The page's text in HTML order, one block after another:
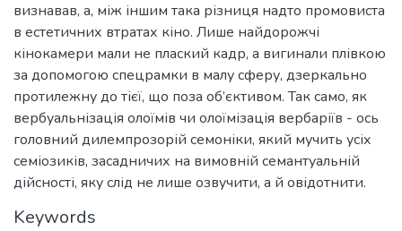
визнавав, а, між іншим така різниця надто промовиста
в естетичних втратах кіно. Лише найдорожчі
кінокамери мали не плаский кадр, а вигинали плівкою
за допомогою спецрамки в малу сферу, дзеркально
протилежну до тієї, що поза об’єктивом. Так само, як
вербуальнізація олоїмів чи олоїмізація вербаріїв - ось
головний дилемпрозорій семоніки, який мучить усіх
семіозиків, засадничих на вимовній семантуальній
дійсності, яку слід не лише озвучити, а й овідотнити.
Keywords